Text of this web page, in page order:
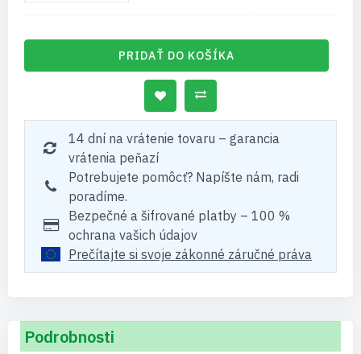
PRIDAŤ DO KOŠÍKA
14 dní na vrátenie tovaru – garancia
vrátenia peňazí
Potrebujete pomôcť? Napíšte nám, radi
poradíme.
Bezpečné a šifrované platby – 100 %
ochrana vašich údajov
Prečítajte si svoje zákonné záručné práva
Podrobnosti